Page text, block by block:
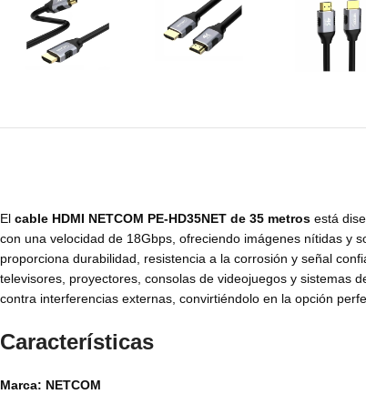
El cable HDMI NETCOM PE-HD35NET de 35 metros está
con una velocidad de 18Gbps, ofreciendo imágenes nítidas y
proporciona durabilidad, resistencia a la corrosión y señal
televisores, proyectores, consolas de videojuegos y sistemas
contra interferencias externas, convirtiéndolo en la opción
Características
Marca: NETCOM